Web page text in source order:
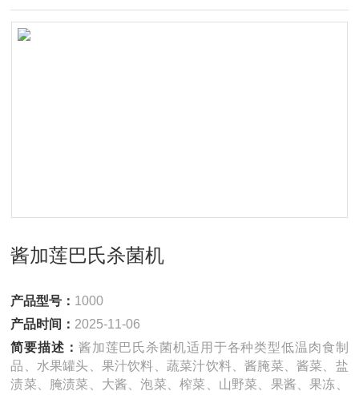
酱加莲巴氏杀菌机
产品型号： 1000
产品时间： 2025-11-06
简要描述： 酱加莲巴氏杀菌机适用于各种类型低温肉食制
品、水果罐头、果汁饮料、蔬菜汁饮料、酱腌菜、酱菜、盐
渍菜、腌渍菜、大酱、泡菜、榨菜、山野菜、果酱、果冻、